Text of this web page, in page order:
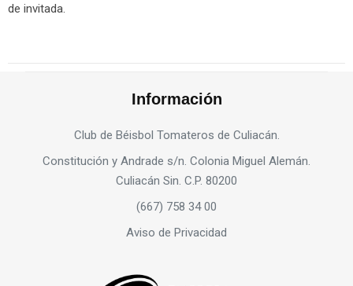
de invitada.
Información
Club de Béisbol Tomateros de Culiacán.
Constitución y Andrade s/n. Colonia Miguel Alemán.
Culiacán Sin. C.P. 80200
(667) 758 34 00
Aviso de Privacidad